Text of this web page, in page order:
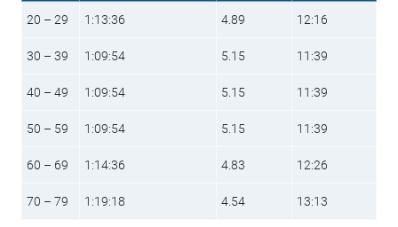
20 – 29 1:13:36 4.89 12:16
30 – 39 1:09:54 5.15 11:39
40 – 49 1:09:54 5.15 11:39
50 – 59 1:09:54 5.15 11:39
60 – 69 1:14:36 4.83 12:26
70 – 79 1:19:18 4.54 13:13